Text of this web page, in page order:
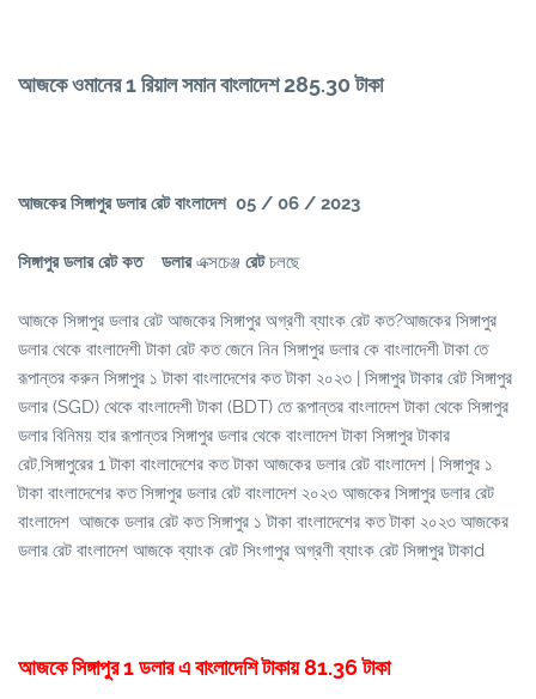
আজকে ওমানের 1 রিয়াল সমান বাংলাদেশ 285.30 টাকা
আজকের সিঙ্গাপুর ডলার রেট বাংলাদেশ 05 / 06 / 2023
সিঙ্গাপুর ডলার রেট কত ডলারএক্সচেঞ্জ রেটচলছে
আজকে সিঙ্গাপুর ডলার রেট আজকের সিঙ্গাপুর অগ্রণী ব্যাংক রেট কত?আজকের সিঙ্গাপুর
ডলার থেকে বাংলাদেশী টাকা রেট কত জেনে নিন সিঙ্গাপুর ডলার কে বাংলাদেশী টাকা তে
রূপান্তর করুন সিঙ্গাপুর ১ টাকা বাংলাদেশের কত টাকা ২০২৩ | সিঙ্গাপুর টাকার রেট সিঙ্গাপুর
ডলার (SGD) থেকে বাংলাদেশী টাকা (BDT) তে রূপান্তর বাংলাদেশ টাকা থেকে সিঙ্গাপুর
ডলার বিনিময় হার রূপান্তর সিঙ্গাপুর ডলার থেকে বাংলাদেশ টাকা সিঙ্গাপুর টাকার
রেট,সিঙ্গাপুরের 1 টাকা বাংলাদেশের কত টাকা আজকের ডলার রেট বাংলাদেশ | ‌সিঙ্গাপুর ১
টাকা বাংলাদেশের কত সিঙ্গাপুর ডলার রেট বাংলাদেশ ২০২৩ আজকের সিঙ্গাপুর ডলার রেট
বাংলাদেশ আজকে ডলার রেট কত সিঙ্গাপুর ১ টাকা বাংলাদেশের কত টাকা ২০২৩ আজকের
ডলার রেট বাংলাদেশ আজকে ব্যাংক রেট সিংগাপুর অগ্রণী ব্যাংক রেট সিঙ্গাপুর টাকাd
আজকে সিঙ্গাপুর 1 ডলার এ বাংলাদেশি টাকায় 81.36 টাকা